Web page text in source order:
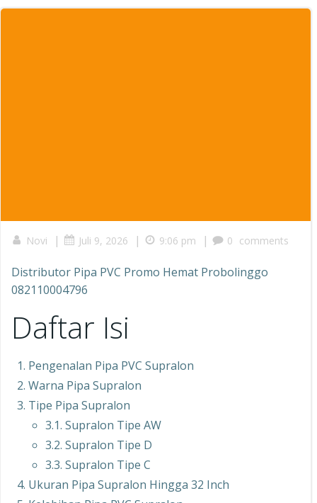
Novi | Juli 9, 2026 | 9:06 pm | 0 comments
Distributor Pipa PVC Promo Hemat Probolinggo
082110004796
Daftar Isi
Pengenalan Pipa PVC Supralon
Warna Pipa Supralon
Tipe Pipa Supralon
3.1. Supralon Tipe AW
3.2. Supralon Tipe D
3.3. Supralon Tipe C
Ukuran Pipa Supralon Hingga 32 Inch